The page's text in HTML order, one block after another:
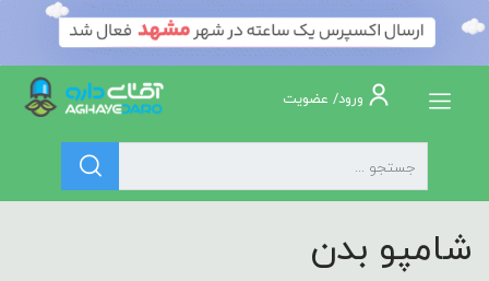
ورود/ عضویت
شامپو بدن